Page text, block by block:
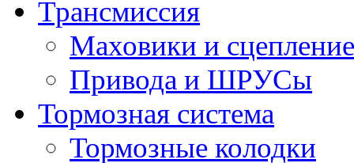
Трансмиссия
Маховики и сцепление
Привода и ШРУСы
Тормозная система
Тормозные колодки